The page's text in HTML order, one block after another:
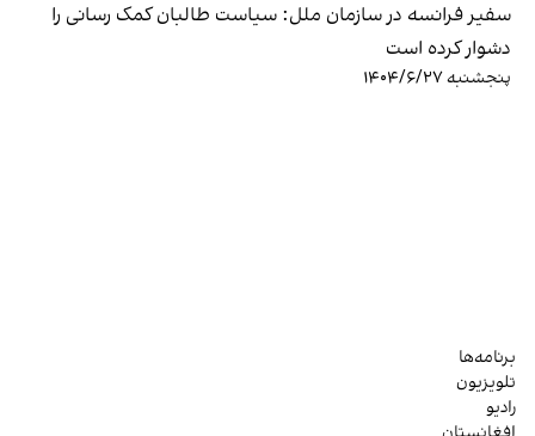
سفیر فرانسه در سازمان ملل: سیاست طالبان کمک رسانی را
دشوار کرده است
پنجشنبه ۱۴۰۴/۶/۲۷
برنامه‌ها
تلویزیون
رادیو